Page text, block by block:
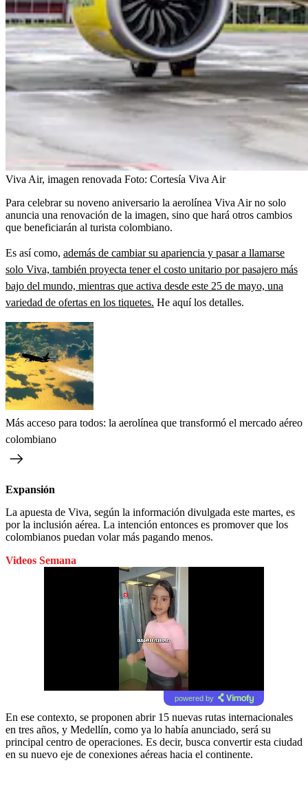
Viva Air, imagen renovada Foto: Cortesía Viva Air
Para celebrar su noveno aniversario la aerolínea Viva Air no solo
anuncia una renovación de la imagen, sino que hará otros cambios
que beneficiarán al turista colombiano.
Es así como, además de cambiar su apariencia y pasar a llamarse
solo Viva, también proyecta tener el costo unitario por pasajero más
bajo del mundo, mientras que activa desde este 25 de mayo, una
variedad de ofertas en los tiquetes. He aquí los detalles.
Más acceso para todos: la aerolínea que transformó el mercado aéreo
colombiano
Expansión
La apuesta de Viva, según la información divulgada este martes, es
por la inclusión aérea. La intención entonces es promover que los
colombianos puedan volar más pagando menos.
Videos Semana
powered by
En ese contexto, se proponen abrir 15 nuevas rutas internacionales
en tres años, y Medellín, como ya lo había anunciado, será su
principal centro de operaciones. Es decir, busca convertir esta ciudad
en su nuevo eje de conexiones aéreas hacia el continente.